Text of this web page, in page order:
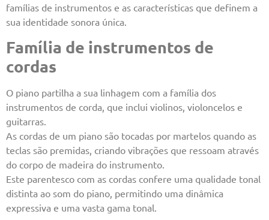
famílias de instrumentos e as características que definem a
sua identidade sonora única.
Família de instrumentos de
cordas
O piano partilha a sua linhagem com a família dos
instrumentos de corda, que inclui violinos, violoncelos e
guitarras.
As cordas de um piano são tocadas por martelos quando as
teclas são premidas, criando vibrações que ressoam através
do corpo de madeira do instrumento.
Este parentesco com as cordas confere uma qualidade tonal
distinta ao som do piano, permitindo uma dinâmica
expressiva e uma vasta gama tonal.